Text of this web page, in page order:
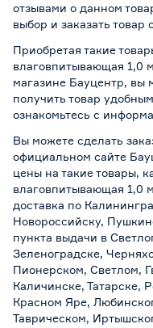
отзывами о данном
выбор и заказать товар
Приобретая такие
влаговпитывающая 1,0
магазине Бауцентр, вы
получить товар
ознакомьтесь с
Вы можете сделать
официальном сайте
цены на такие товары,
влаговпитывающая 1,0
доставка по
Новороссийску,
пункта выдачи в
Зеленоградске,
Пионерском, Светлом,
Каличинске, Татарске,
Красном Яре,
Таврическом,